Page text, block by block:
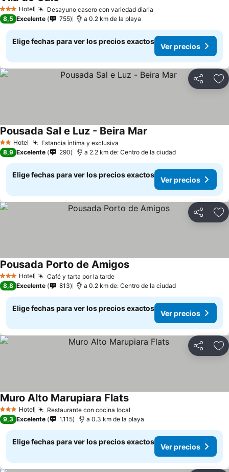
3 Estrellas
Hotel Desayuno casero con variedad diaria
8,5 Excelente 755 a 0.2 km de la playa
Elige fechas para ver los precios exactos
Ver precios
Compartir
2 Estrellas
Hotel Estancia íntima y exclusiva
Pousada Sal e Luz - Beira Mar
8,9 Excelente 290 a 2.2 km de: Centro de la ciudad
Elige fechas para ver los precios exactos
Ver precios
Compartir
3 Estrellas
Hotel Café y tarta por la tarde
Pousada Porto de Amigos
8,8 Excelente 813 a 0.2 km de: Centro de la ciudad
Elige fechas para ver los precios exactos
Ver precios
Compartir
3 Estrellas
Hotel Restaurante con cocina local
Muro Alto Marupiara Flats
9,3 Excelente 1.115 a 0.3 km de la playa
Elige fechas para ver los precios exactos
Ver precios